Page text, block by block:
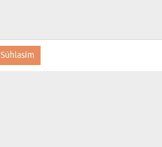
Súhlasím